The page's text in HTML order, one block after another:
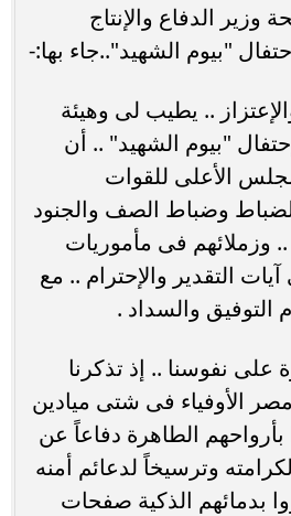
وزير الدفاع والإنتاج
"بيوم الشهيد"..جاء بها:-
.. يطيب لى وهيئة
"بيوم الشهيد" .. أن
الأعلى للقوات
وضباط الصف والجنود
وزملائهم فى مأموريات
التقدير والإحترام .. مع
التوفيق والسداد .
على نفوسنا .. إذ تذكرنا
الأوفياء فى شتى ميادين
بأرواحهم الطاهرة دفاعاً عن
وترسيخاً لدعائم أمنه
بدمائهم الذكية صفحات